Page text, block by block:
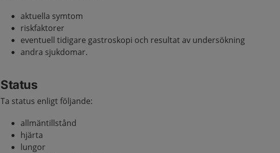
aktuella symtom
riskfaktorer
eventuell tidigare gastroskopi och resultat av undersökning
andra sjukdomar.
Status
Ta status enligt följande:
allmäntillstånd
hjärta
lungor